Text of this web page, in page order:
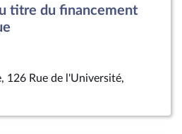
titre du financement
126 Rue de l'Université,